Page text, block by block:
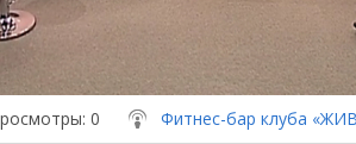
: 0 Фитнес-бар клуба